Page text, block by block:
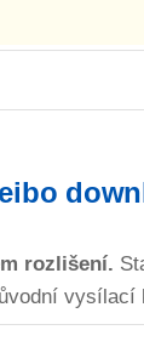
rozlišení.
vysílací